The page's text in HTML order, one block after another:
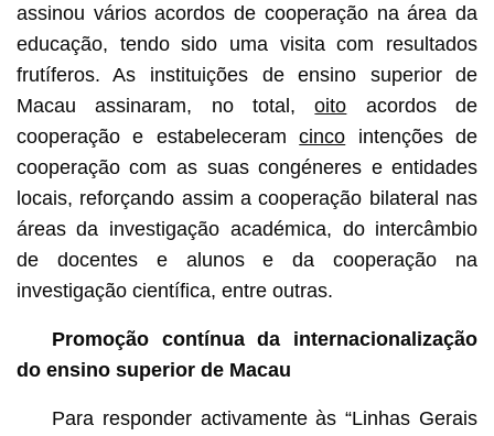
assinou vários acordos de cooperação na área da
educação, tendo sido uma visita com resultados
frutíferos. As instituições de ensino superior de
Macau assinaram, no total,oito acordos de
cooperação e estabeleceramcinco intenções de
cooperação com as suas congéneres e entidades
locais, reforçando assim a cooperação bilateral nas
áreas da investigação académica, do intercâmbio
de docentes e alunos e da cooperação na
investigação científica, entre outras.
Promoção contínua da internacionalização
do ensino superior de Macau
Para responder activamente às “Linhas Gerais